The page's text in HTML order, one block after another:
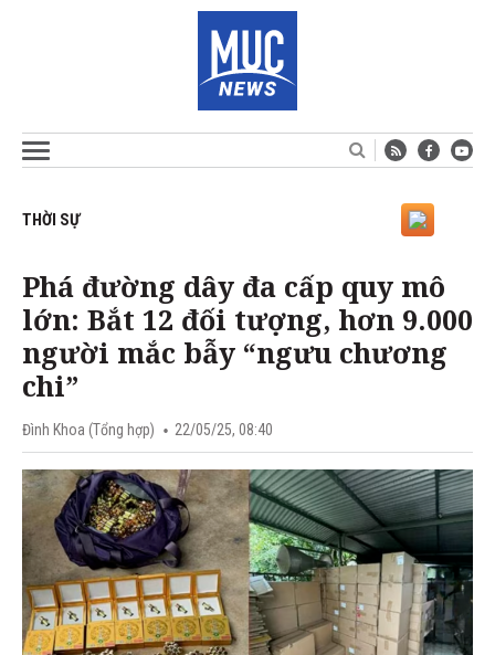
THỜI SỰ
Phá đường dây đa cấp quy mô
lớn: Bắt 12 đối tượng, hơn 9.000
người mắc bẫy “ngưu chương
chi”
Đình Khoa (Tổng hợp) 22/05/25, 08:40